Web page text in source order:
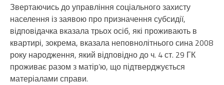
Звертаючись до управління соціального захисту
населення із заявою про призначення субсидії,
відповідачка вказала трьох осіб, які проживають в
квартирі, зокрема, вказала неповнолітнього сина 2008
року народження, який відповідно до ч. 4 ст. 29 ГК
проживає разом з матір’ю, що підтверджується
матеріалами справи.